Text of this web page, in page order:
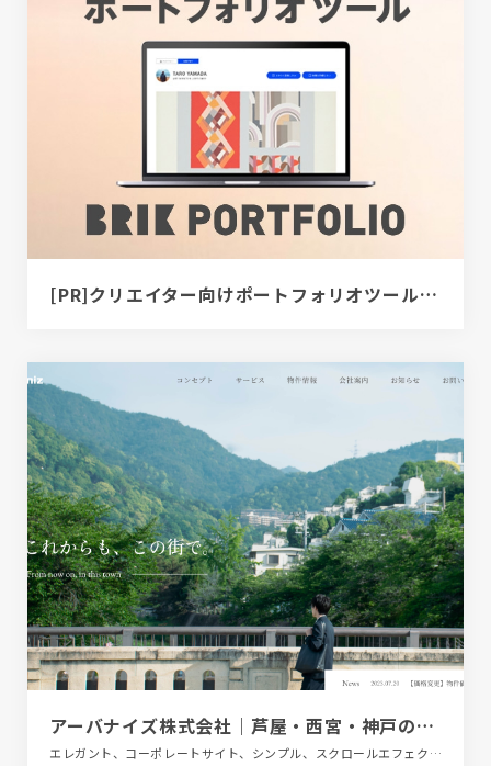
[PR]クリエイター向けポートフォリオツール｜BRIK PORTFOLIO
アーバナイズ株式会社｜芦屋・西宮・神戸のまちを支える
エレガント、コーポレートサイト、シンプル、スクロールエフェクト、ナチュラル、ベージュ・ゴールド系、大きめ写真、建設・住宅・不動産